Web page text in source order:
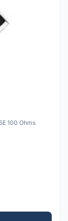
100 Ohms